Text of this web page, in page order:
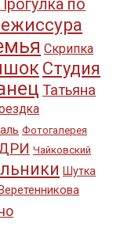
по
Скрипка
Студия
Татьяна
Фотогалерея
Чайковский
Шутка